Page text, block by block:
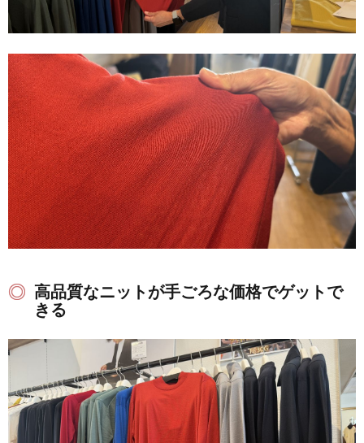
高品質なニットが手ごろな価格でゲットで
きる